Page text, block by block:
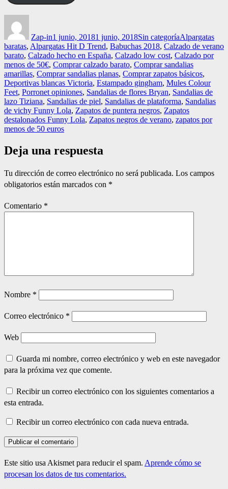
Zap-in1 junio, 20181 junio, 2018Sin categoríaAlpargatas
baratas, Alpargatas Hit D Trend, Babuchas 2018, Calzado de verano
barato, Calzado hecho en España, Calzado low cost, Calzado por
menos de 50€, Comprar calzado barato, Comprar sandalias
amarillas, Comprar sandalias planas, Comprar zapatos básicos,
Deportivas blancas Victoria, Estampado gingham, Mules Colour
Feet, Porronet opiniones, Sandalias de flores Bryan, Sandalias de
lazo Tiziana, Sandalias de piel, Sandalias de plataforma, Sandalias
de vichy Funny Lola, Zapatos de puntera negros, Zapatos
destalonados Funny Lola, Zapatos negros de verano, zapatos por
menos de 50 euros
Deja una respuesta
Tu dirección de correo electrónico no será publicada. Los campos
obligatorios están marcados con *
Comentario *
Nombre *
Correo electrónico *
Web
Guarda mi nombre, correo electrónico y web en este navegador
para la próxima vez que comente.
Recibir un correo electrónico con los siguientes comentarios a
esta entrada.
Recibir un correo electrónico con cada nueva entrada.
Este sitio usa Akismet para reducir el spam. Aprende cómo se
procesan los datos de tus comentarios.